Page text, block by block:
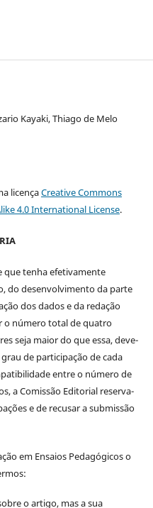
Kayaki, Thiago de Melo
licençaCreative Commons
4.0 International License.
que tenha efetivamente
do desenvolvimento da parte
dos dados e da redação
o número total de quatro
seja maior do que essa, deve-
de participação de cada
entre o número de
a Comissão Editorial reserva-
e de recusar a submissão
em Ensaios Pedagógicos o
o artigo, mas a sua